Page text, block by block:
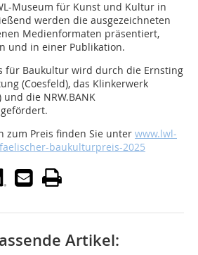
Museum für Kunst und Kultur in
werden die ausgezeichneten
Medienformaten präsentiert,
und in einer Publikation.
für Baukultur wird durch die Ernsting
(Coesfeld), das Klinkerwerk
die NRW.BANK
zum Preis finden Sie unter www.lwl-
baukulturpreis-2025
Artikel: